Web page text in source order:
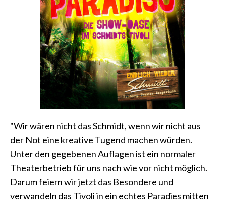
"Wir wären nicht das Schmidt, wenn wir nicht aus
der Not eine kreative Tugend machen würden.
Unter den gegebenen Auflagen ist ein normaler
Theaterbetrieb für uns nach wie vor nicht möglich.
Darum feiern wir jetzt das Besondere und
verwandeln das Tivoli in ein echtes Paradies mitten